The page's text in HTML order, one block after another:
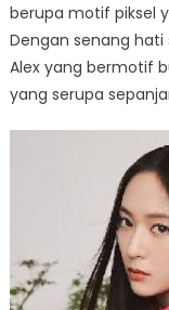
berupa motif piksel
Dengan senang
Alex yang bermotif
yang serupa